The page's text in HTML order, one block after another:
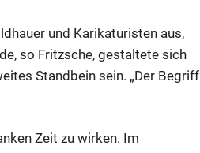
und Karikaturisten aus,
so Fritzsche, gestaltete sich
Standbein sein. „Der Begriff
Zeit zu wirken. Im